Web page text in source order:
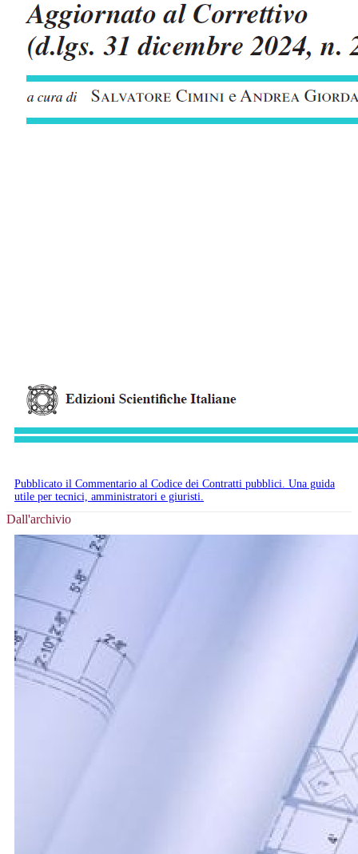
Pubblicato il Commentario al Codice dei Contratti pubblici. Una guida
utile per tecnici, amministratori e giuristi.
Dall'archivio